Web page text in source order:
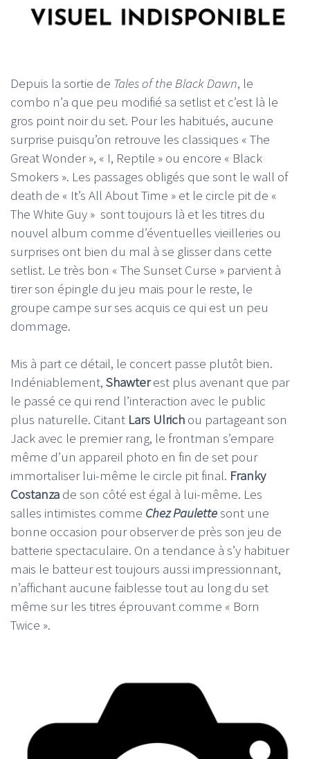
Depuis la sortie de Tales of the Black Dawn, le
combo n’a que peu modifié sa setlist et c’est là le
gros point noir du set. Pour les habitués, aucune
surprise puisqu’on retrouve les classiques « The
Great Wonder », « I, Reptile » ou encore « Black
Smokers ». Les passages obligés que sont le wall of
death de « It’s All About Time » et le circle pit de «
The White Guy » sont toujours là et les titres du
nouvel album comme d’éventuelles vieilleries ou
surprises ont bien du mal à se glisser dans cette
setlist. Le très bon « The Sunset Curse » parvient à
tirer son épingle du jeu mais pour le reste, le
groupe campe sur ses acquis ce qui est un peu
dommage.
Mis à part ce détail, le concert passe plutôt bien.
Indéniablement, Shawterest plus avenant que par
le passé ce qui rend l’interaction avec le public
plus naturelle. Citant Lars Ulrich ou partageant son
Jack avec le premier rang, le frontman s’empare
même d’un appareil photo en fin de set pour
immortaliser lui-même le circle pit final. Franky
Costanza de son côté est égal à lui-même. Les
salles intimistes comme Chez Paulettesont une
bonne occasion pour observer de près son jeu de
batterie spectaculaire. On a tendance à s’y habituer
mais le batteur est toujours aussi impressionnant,
n’affichant aucune faiblesse tout au long du set
même sur les titres éprouvant comme « Born
Twice ».